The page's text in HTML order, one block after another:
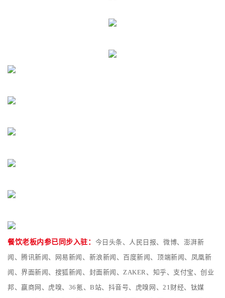
餐饮老板内参已同步入驻： 今日头条、人民日报、微博、澎湃新
闻、腾讯新闻、网易新闻、新浪新闻、百度新闻、顶端新闻、凤凰新
闻、界面新闻、搜狐新闻、封面新闻、ZAKER、知乎、支付宝、创业
邦、赢商网、虎嗅、36氪、B站、抖音号、虎嗅网、21财经、钛媒